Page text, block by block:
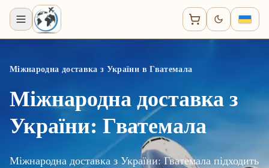
Міжнародна доставка з України в Гватемала
Міжнародна доставка з
України: Гватемала
Міжнародна доставка з України: Гватемала підходить